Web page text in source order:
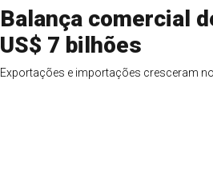
Balança comercial
US$ 7 bilhões
Exportações e importações cresceram